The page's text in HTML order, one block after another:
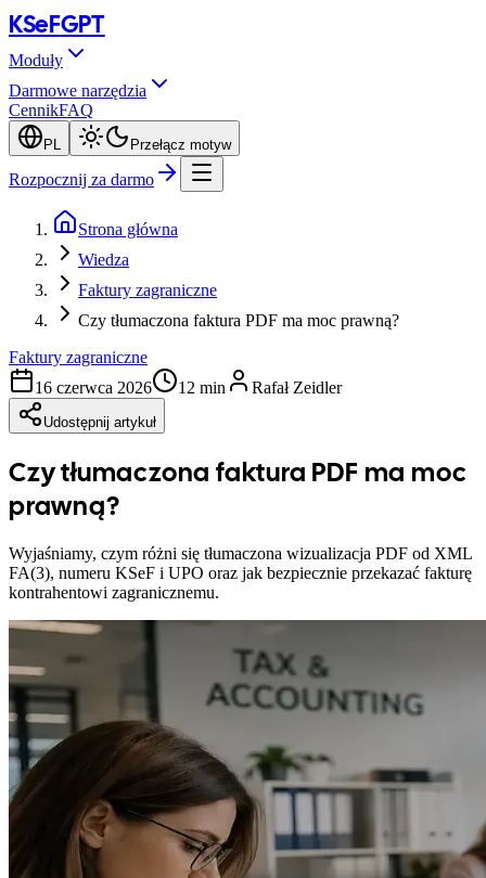
KSeFGPT
Moduły
Darmowe narzędzia
CennikFAQ
PL Przełącz motyw
Rozpocznij za darmo
Strona główna
Wiedza
Faktury zagraniczne
Czy tłumaczona faktura PDF ma moc prawną?
Faktury zagraniczne
16 czerwca 2026
12 min Rafał Zeidler
Udostępnij artykuł
Czy tłumaczona faktura PDF ma moc
prawną?
Wyjaśniamy, czym różni się tłumaczona wizualizacja PDF od XML
FA(3), numeru KSeF i UPO oraz jak bezpiecznie przekazać fakturę
kontrahentowi zagranicznemu.